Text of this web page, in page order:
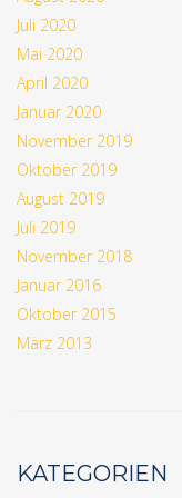
Juli 2020
Mai 2020
April 2020
Januar 2020
November 2019
Oktober 2019
August 2019
Juli 2019
November 2018
Januar 2016
Oktober 2015
März 2013
KATEGORIEN